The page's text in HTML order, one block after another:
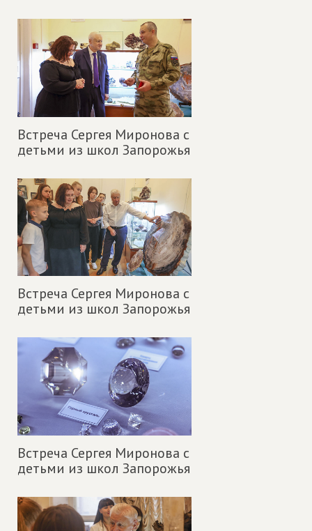
Встреча Сергея Миронова с
детьми из школ Запорожья
Встреча Сергея Миронова с
детьми из школ Запорожья
Встреча Сергея Миронова с
детьми из школ Запорожья